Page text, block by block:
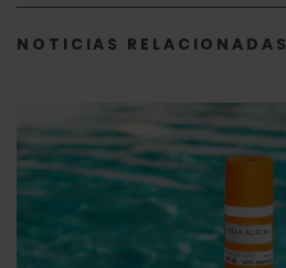
NOTICIAS RELACIONADAS